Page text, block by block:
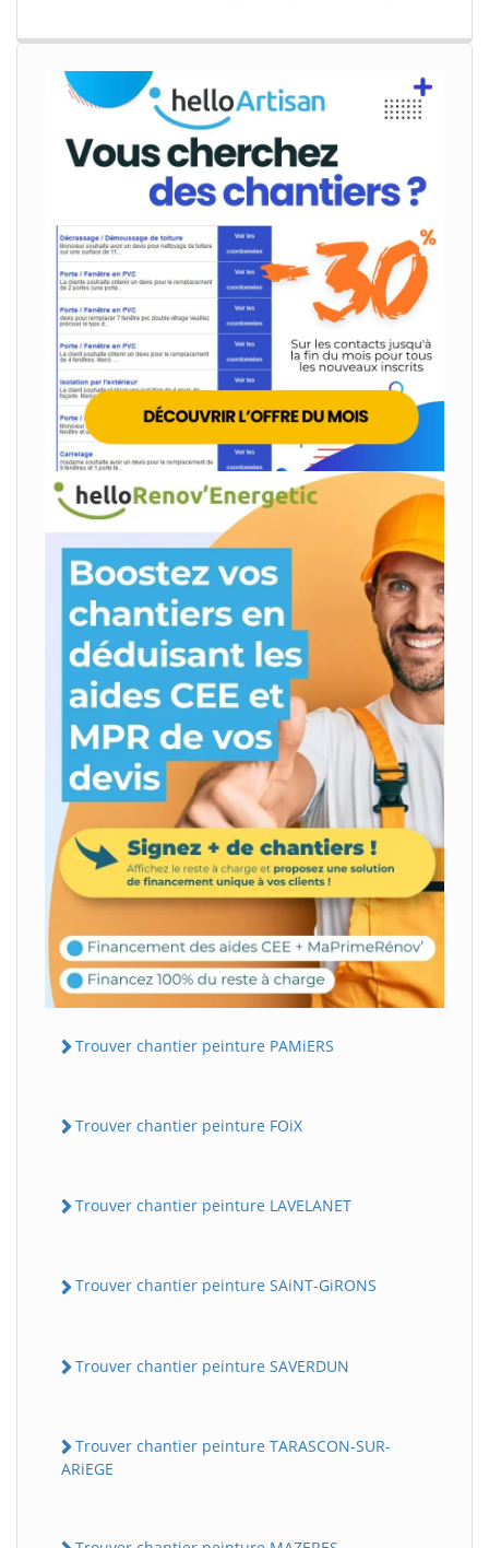
Trouver chantier peinture PAMiERS
Trouver chantier peinture FOiX
Trouver chantier peinture LAVELANET
Trouver chantier peinture SAiNT-GiRONS
Trouver chantier peinture SAVERDUN
Trouver chantier peinture TARASCON-SUR-
ARiEGE